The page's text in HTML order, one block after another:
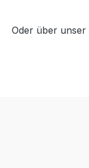
Oder über unser